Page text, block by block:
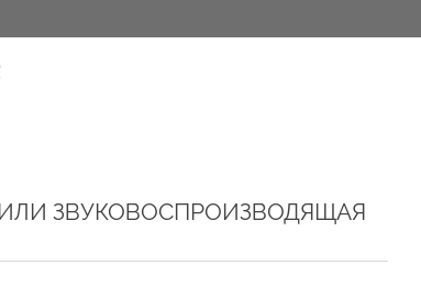
ЗВУКОВОСПРОИЗВОДЯЩАЯ